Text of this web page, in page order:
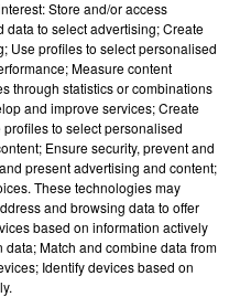
, c’est aussi en ligne, juste avant
a̬ 17h, l’émissionVive Ta
locaux, les forces
quotidien, les agriculteurs,
tous ceux qui font
créativité et leur énergie sur
la journée, leBig
sociaux, des instants live
Store and/or access
to select advertising; Create
Use profiles to select personalised
Measure content
through statistics or combinations
and improve services; Create
to select personalised
Ensure security, prevent and
present advertising and content;
These technologies may
and browsing data to offer
based on information actively
Match and combine data from
Identify devices based on